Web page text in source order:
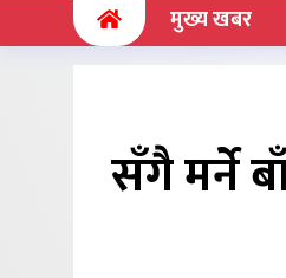
(current)मुख्य खबर
सँगै मर्ने